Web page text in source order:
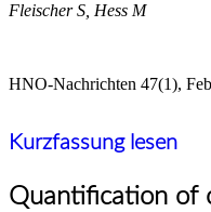
Fleischer S, Hess M
HNO-Nachrichten 47(1),
Kurzfassung lesen
Quantification of